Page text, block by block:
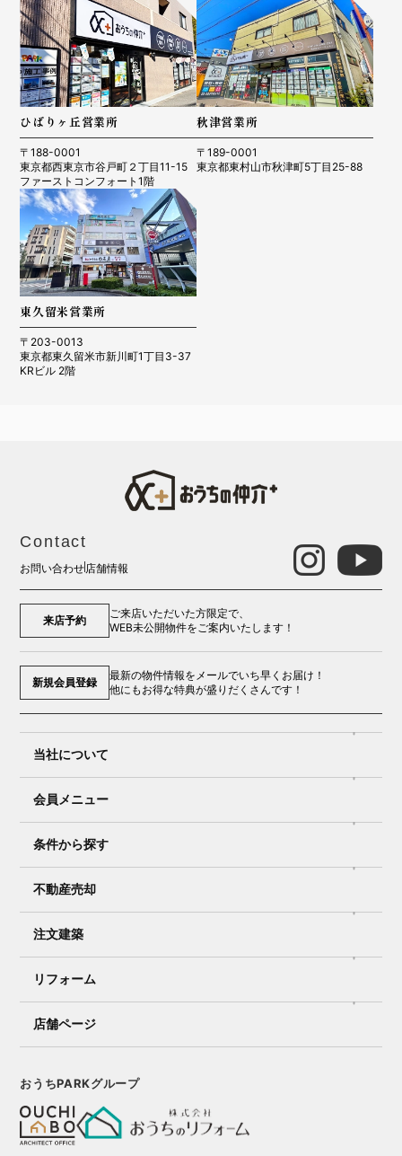
ひばりヶ丘営業所
〒188-0001
東京都西東京市谷戸町２丁目11-15
ファーストコンフォート1階
秋津営業所
〒189-0001
東京都東村山市秋津町5丁目25-88
東久留米営業所
〒203-0013
東京都東久留米市新川町1丁目3-37
KRビル 2階
Contact
お問い合わせ店舗情報
来店予約
ご来店いただいた方限定で、
WEB未公開物件をご案内いたします！
新規会員登録
最新の物件情報をメールでいち早くお届け！
他にもお得な特典が盛りだくさんです！
当社について
会員メニュー
条件から探す
不動産売却
注文建築
リフォーム
店舗ページ
おうちPARKグループ